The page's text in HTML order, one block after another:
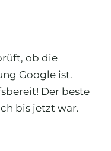
ob die
Google ist.
Der beste
bis jetzt war.